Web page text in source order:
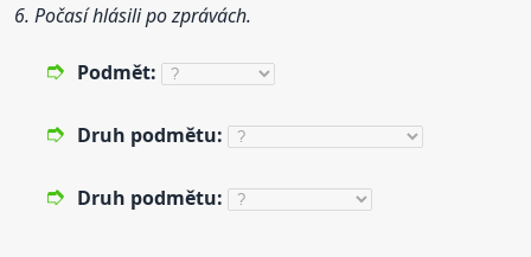
6. Počasí hlásili po zprávách.
Podmět:
Druh podmětu:
Druh podmětu: